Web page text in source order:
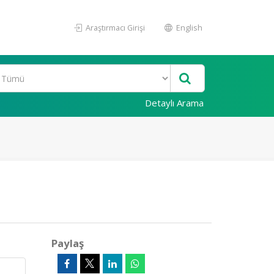
Araştırmacı Girişi English
Detaylı Arama
Paylaş